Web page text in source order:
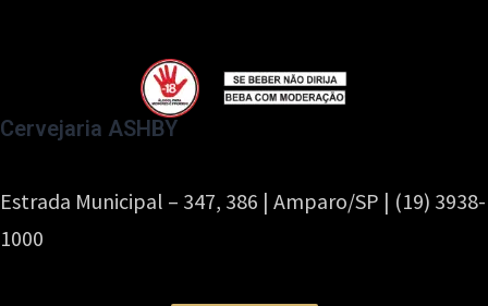
Cervejaria ASHBY
Estrada Municipal – 347, 386 | Amparo/SP | (19) 3938-
1000